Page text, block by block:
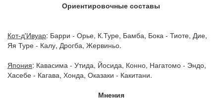
Ориентировочные составы
Кот-д'Ивуар: Барри - Орье, К.Туре, Бамба, Бока - Тиоте, Дие,
Яя Туре - Калу, Дрогба, Жервиньо.
Япония: Кавасима - Утида, Йосида, Конно, Нагатомо - Эндо,
Хасебе - Кагава, Хонда, Оказаки - Какитани.
Мнения